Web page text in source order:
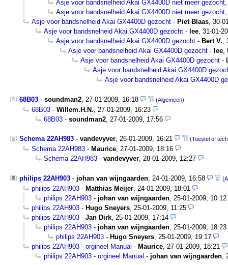
Asje voor bandsnelheid Akai GX4400D niet meer gezocht,
Asje voor bandsnelheid Akai GX4400D niet meer gezocht,
Asje voor bandsnelheid Akai GX4400D gezocht - Piet Blaas 30-
Asje voor bandsnelheid Akai GX4400D gezocht - lee 31-01-
Asje voor bandsnelheid Akai GX4400D gezocht - Bert V.
Asje voor bandsnelheid Akai GX4400D gezocht - lee
Asje voor bandsnelheid Akai GX4400D gezocht -
Asje voor bandsnelheid Akai GX4400D
Asje voor bandsnelheid Akai GX4400D
68B03 - soundman2 27-01-2009, 16:18 (Algemeen)
68B03 - Willem.H.N.
27-01-2009, 16:23
68B03 - soundman2 27-01-2009, 17:56
Schema 22AH983 - vandevyver, 26-01-2009, 16:21 (Toestel of
Schema 22AH983 - Maurice, 27-01-2009, 18:16
Schema 22AH983 - vandevyver, 28-01-2009, 12:27
philips 22AH903 - johan van wijngaarden 24-01-2009, 16:58
philips 22AH903 - Matthias Meijer 24-01-2009, 18:01
philips 22AH903 - johan van wijngaarden 25-01-2009, 10:12
philips 22AH903 - Hugo Sneyers 25-01-2009, 11:25
philips 22AH903 - Jan Dirk 25-01-2009, 17:14
philips 22AH903 - johan van wijngaarden 25-01-2009, 18:23
philips 22AH903 - Hugo Sneyers 25-01-2009, 19:17
philips 22AH903 - orgineel Manual - Maurice 27-01-2009, 18:21
philips 22AH903 - orgineel Manual - johan van wijngaarden